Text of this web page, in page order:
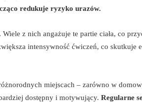
redukuje ryzyko urazów.
z nich angażuje te partie ciała, co
intensywność ćwiczeń, co skutkuje
miejscach – zarówno w
dostępny i motywujący. Regularne